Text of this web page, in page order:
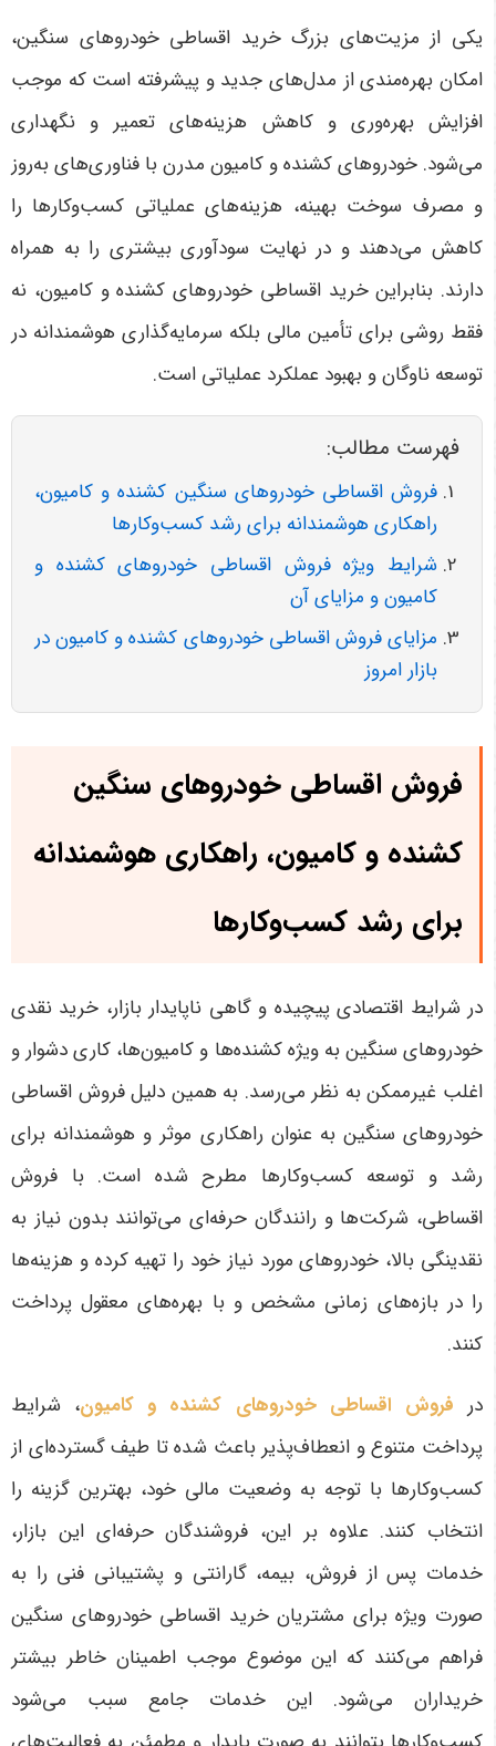
یکی از مزیت‌های بزرگ خرید اقساطی خودروهای سنگین،
امکان بهره‌مندی از مدل‌های جدید و پیشرفته است که موجب
افزایش بهره‌وری و کاهش هزینه‌های تعمیر و نگهداری
می‌شود. خودروهای کشنده و کامیون مدرن با فناوری‌های به‌روز
و مصرف سوخت بهینه، هزینه‌های عملیاتی کسب‌وکارها را
کاهش می‌دهند و در نهایت سودآوری بیشتری را به همراه
دارند. بنابراین خرید اقساطی خودروهای کشنده و کامیون، نه
فقط روشی برای تأمین مالی بلکه سرمایه‌گذاری هوشمندانه در
توسعه ناوگان و بهبود عملکرد عملیاتی است.
فهرست مطالب:
فروش اقساطی خودروهای سنگین کشنده و کامیون،
راهکاری هوشمندانه برای رشد کسب‌وکارها
شرایط ویژه فروش اقساطی خودروهای کشنده و
کامیون و مزایای آن
مزایای فروش اقساطی خودروهای کشنده و کامیون در
بازار امروز
فروش اقساطی خودروهای سنگین
کشنده و کامیون، راهکاری هوشمندانه
برای رشد کسب‌وکارها
در شرایط اقتصادی پیچیده و گاهی ناپایدار بازار، خرید نقدی
خودروهای سنگین به ویژه کشنده‌ها و کامیون‌ها، کاری دشوار و
اغلب غیرممکن به نظر می‌رسد. به همین دلیل فروش اقساطی
خودروهای سنگین به عنوان راهکاری موثر و هوشمندانه برای
رشد و توسعه کسب‌وکارها مطرح شده است. با فروش
اقساطی، شرکت‌ها و رانندگان حرفه‌ای می‌توانند بدون نیاز به
نقدینگی بالا، خودروهای مورد نیاز خود را تهیه کرده و هزینه‌ها
را در بازه‌های زمانی مشخص و با بهره‌های معقول پرداخت
کنند.
در فروش اقساطی خودروهای کشنده و کامیون، شرایط
پرداخت متنوع و انعطاف‌پذیر باعث شده تا طیف گسترده‌ای از
کسب‌وکارها با توجه به وضعیت مالی خود، بهترین گزینه را
انتخاب کنند. علاوه بر این، فروشندگان حرفه‌ای این بازار،
خدمات پس از فروش، بیمه، گارانتی و پشتیبانی فنی را به
صورت ویژه برای مشتریان خرید اقساطی خودروهای سنگین
فراهم می‌کنند که این موضوع موجب اطمینان خاطر بیشتر
خریداران می‌شود. این خدمات جامع سبب می‌شود